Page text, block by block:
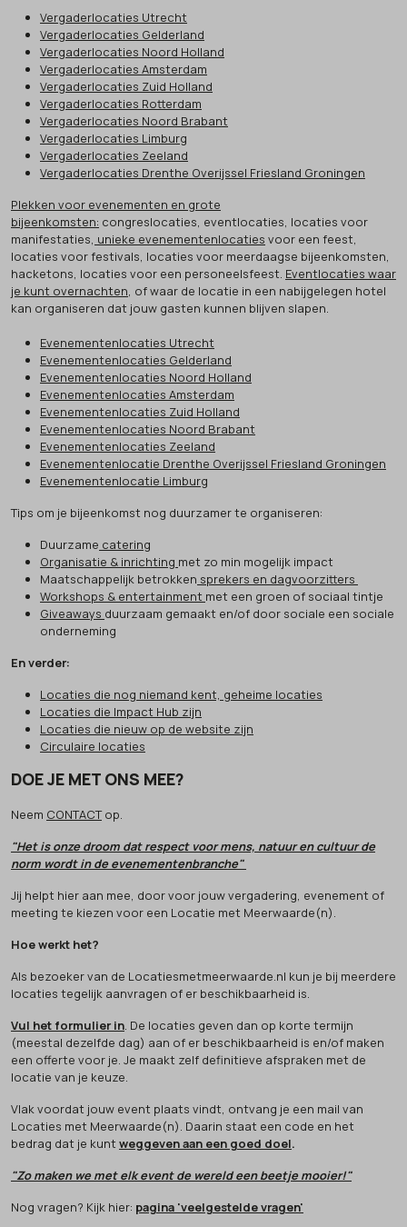
Vergaderlocaties Utrecht
Vergaderlocaties Gelderland
Vergaderlocaties Noord Holland
Vergaderlocaties Amsterdam
Vergaderlocaties Zuid Holland
Vergaderlocaties Rotterdam
Vergaderlocaties Noord Brabant
Vergaderlocaties Limburg
Vergaderlocaties Zeeland
Vergaderlocaties Drenthe Overijssel Friesland Groningen
Plekken voor evenementen en grote
bijeenkomsten: congreslocaties, eventlocaties, locaties voor
manifestaties, unieke evenementenlocaties voor een feest,
locaties voor festivals, locaties voor meerdaagse bijeenkomsten,
hacketons, locaties voor een personeelsfeest. Eventlocaties waar
je kunt overnachten, of waar de locatie in een nabijgelegen hotel
kan organiseren dat jouw gasten kunnen blijven slapen.
Evenementenlocaties Utrecht
Evenementenlocaties Gelderland
Evenementenlocaties Noord Holland
Evenementenlocaties Amsterdam
Evenementenlocaties Zuid Holland
Evenementenlocaties Noord Brabant
Evenementenlocaties Zeeland
Evenementenlocatie Drenthe Overijssel Friesland Groningen
Evenementenlocatie Limburg
Tips om je bijeenkomst nog duurzamer te organiseren:
Duurzame catering
Organisatie & inrichting met zo min mogelijk impact
Maatschappelijk betrokken sprekers en dagvoorzitters
Workshops & entertainment met een groen of sociaal tintje
Giveaways duurzaam gemaakt en/of door sociale een sociale
onderneming
En verder:
Locaties die nog niemand kent, geheime locaties
Locaties die Impact Hub zijn
Locaties die nieuw op de website zijn
Circulaire locaties
DOE JE MET ONS MEE?
Neem CONTACTop.
"Het is onze droom dat respect voor mens, natuur en cultuur de
norm wordt in de evenementenbranche"
Jij helpt hier aan mee, door voor jouw vergadering, evenement of
meeting te kiezen voor een Locatie met Meerwaarde(n).
Hoe werkt het?
Als bezoeker van de Locatiesmetmeerwaarde.nl kun je bij meerdere
locaties tegelijk aanvragen of er beschikbaarheid is.
Vul het formulier in. De locaties geven dan op korte termijn
(meestal dezelfde dag) aan of er beschikbaarheid is en/of maken
een offerte voor je. Je maakt zelf definitieve afspraken met de
locatie van je keuze.
Vlak voordat jouw event plaats vindt, ontvang je een mail van
Locaties met Meerwaarde(n). Daarin staat een code en het
bedrag dat je kunt weggeven aan een goed doel.
"Zo maken we met elk event de wereld een beetje mooier!"
Nog vragen? Kijk hier: pagina 'veelgestelde vragen'